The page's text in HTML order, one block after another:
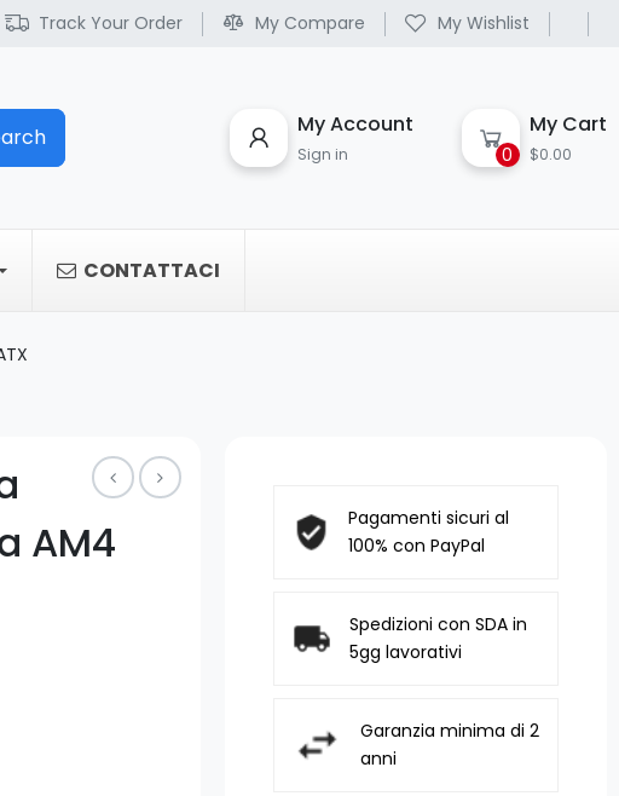
Track Your Order My Compare My Wishlist
My Account
Sign in 0
My Cart
$0.00
CONTATTACI
AM4
Pagamenti sicuri al
100% con PayPal
Spedizioni con SDA in
5gg lavorativi
Garanzia minima di 2
anni